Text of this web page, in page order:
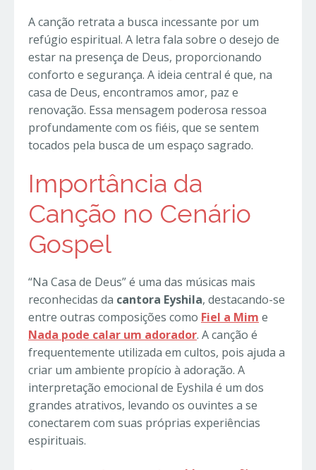
A canção retrata a busca incessante por um
refúgio espiritual. A letra fala sobre o desejo de
estar na presença de Deus, proporcionando
conforto e segurança. A ideia central é que, na
casa de Deus, encontramos amor, paz e
renovação. Essa mensagem poderosa ressoa
profundamente com os fiéis, que se sentem
tocados pela busca de um espaço sagrado.
Importância da
Canção no Cenário
Gospel
“Na Casa de Deus” é uma das músicas mais
reconhecidas da cantora Eyshila, destacando-se
entre outras composições como Fiel a Mim e
Nada pode calar um adorador. A canção é
frequentemente utilizada em cultos, pois ajuda a
criar um ambiente propício à adoração. A
interpretação emocional de Eyshila é um dos
grandes atrativos, levando os ouvintes a se
conectarem com suas próprias experiências
espirituais.